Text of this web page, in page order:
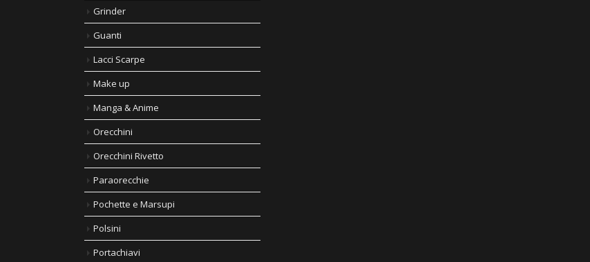
Grinder
Guanti
Lacci Scarpe
Make up
Manga & Anime
Orecchini
Orecchini Rivetto
Paraorecchie
Pochette e Marsupi
Polsini
Portachiavi